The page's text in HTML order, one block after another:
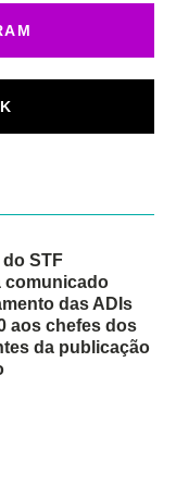
STF
comunicado
das ADIs
aos chefes dos
da publicação